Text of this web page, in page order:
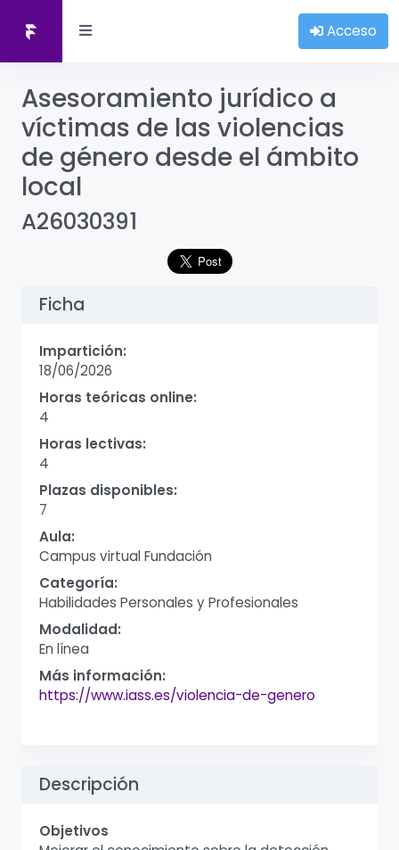
Acceso
Asesoramiento jurídico a
víctimas de las violencias
de género desde el ámbito
local
A26030391
Ficha
Impartición:
18/06/2026
Horas teóricas online:
4
Horas lectivas:
4
Plazas disponibles:
7
Aula:
Campus virtual Fundación
Categoría:
Habilidades Personales y Profesionales
Modalidad:
En línea
Más información:
https://www.iass.es/violencia-de-genero
Descripción
Objetivos